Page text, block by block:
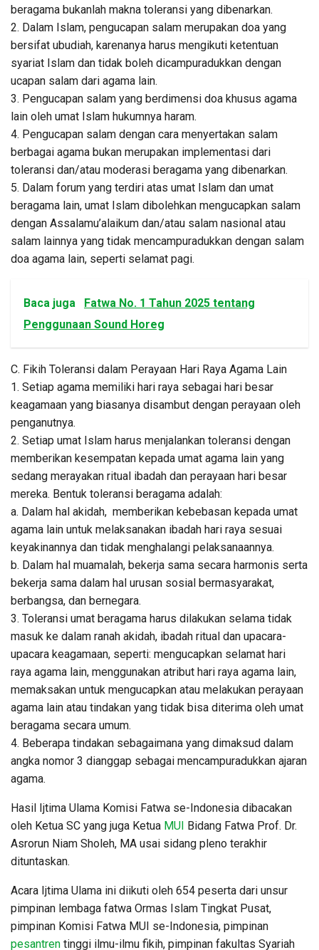
beragama bukanlah makna toleransi yang dibenarkan.
2. Dalam Islam, pengucapan salam merupakan doa yang
bersifat ubudiah, karenanya harus mengikuti ketentuan
syariat Islam dan tidak boleh dicampuradukkan dengan
ucapan salam dari agama lain.
3. Pengucapan salam yang berdimensi doa khusus agama
lain oleh umat Islam hukumnya haram.
4. Pengucapan salam dengan cara menyertakan salam
berbagai agama bukan merupakan implementasi dari
toleransi dan/atau moderasi beragama yang dibenarkan.
5. Dalam forum yang terdiri atas umat Islam dan umat
beragama lain, umat Islam dibolehkan mengucapkan salam
dengan Assalamu’alaikum dan/atau salam nasional atau
salam lainnya yang tidak mencampuradukkan dengan salam
doa agama lain, seperti selamat pagi.
Baca juga
Fatwa No. 1 Tahun 2025 tentang
Penggunaan Sound Horeg
C. Fikih Toleransi dalam Perayaan Hari Raya Agama Lain
1. Setiap agama memiliki hari raya sebagai hari besar
keagamaan yang biasanya disambut dengan perayaan oleh
penganutnya.
2. Setiap umat Islam harus menjalankan toleransi dengan
memberikan kesempatan kepada umat agama lain yang
sedang merayakan ritual ibadah dan perayaan hari besar
mereka. Bentuk toleransi beragama adalah:
a. Dalam hal akidah, memberikan kebebasan kepada umat
agama lain untuk melaksanakan ibadah hari raya sesuai
keyakinannya dan tidak menghalangi pelaksanaannya.
b. Dalam hal muamalah, bekerja sama secara harmonis serta
bekerja sama dalam hal urusan sosial bermasyarakat,
berbangsa, dan bernegara.
3. Toleransi umat beragama harus dilakukan selama tidak
masuk ke dalam ranah akidah, ibadah ritual dan upacara-
upacara keagamaan, seperti: mengucapkan selamat hari
raya agama lain, menggunakan atribut hari raya agama lain,
memaksakan untuk mengucapkan atau melakukan perayaan
agama lain atau tindakan yang tidak bisa diterima oleh umat
beragama secara umum.
4. Beberapa tindakan sebagaimana yang dimaksud dalam
angka nomor 3 dianggap sebagai mencampuradukkan ajaran
agama.
Hasil Ijtima Ulama Komisi Fatwa se-Indonesia dibacakan
oleh Ketua SC yang juga Ketua MUI Bidang Fatwa Prof. Dr.
Asrorun Niam Sholeh, MA usai sidang pleno terakhir
dituntaskan.
Acara Ijtima Ulama ini diikuti oleh 654 peserta dari unsur
pimpinan lembaga fatwa Ormas Islam Tingkat Pusat,
pimpinan Komisi Fatwa MUI se-Indonesia, pimpinan
pesantren tinggi ilmu-ilmu fikih, pimpinan fakultas Syariah